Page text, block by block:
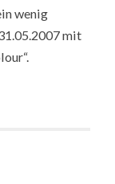
wenig
mit